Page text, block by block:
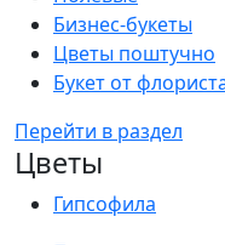
Бизнес-букеты
Цветы поштучно
Букет от
Перейти в раздел
Цветы
Гипсофила